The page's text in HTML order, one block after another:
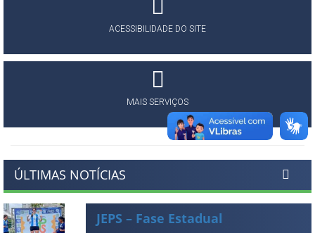
ACESSIBILIDADE DO SITE
MAIS SERVIÇOS
ÚLTIMAS NOTÍCIAS
JEPS – Fase Estadual